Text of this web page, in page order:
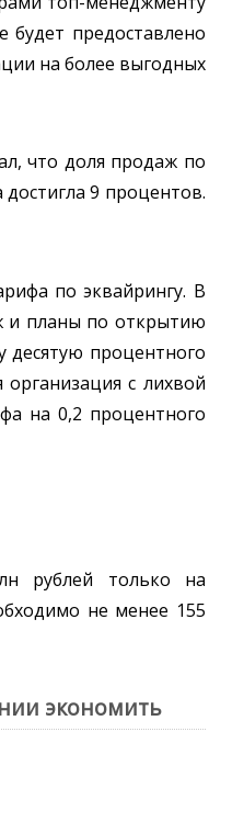
предоставлено
на более выгодных
что доля продаж по
9 процентов.
по эквайрингу. В
и планы по открытию
десятую процентного
с лихвой
на 0,2 процентного
рублей только на
не менее 155
экономить